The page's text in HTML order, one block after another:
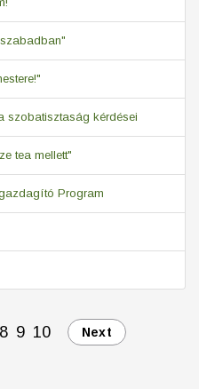
szobatisztaság kérdései
tea mellett"
Program
8 9 10 Next